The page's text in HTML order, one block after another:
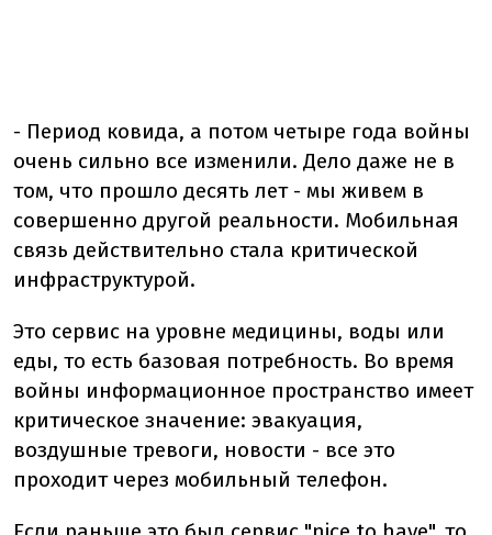
- Период ковида, а потом четыре года войны
очень сильно все изменили. Дело даже не в
том, что прошло десять лет - мы живем в
совершенно другой реальности. Мобильная
связь действительно стала критической
инфраструктурой.
Это сервис на уровне медицины, воды или
еды, то есть базовая потребность. Во время
войны информационное пространство имеет
критическое значение: эвакуация,
воздушные тревоги, новости - все это
проходит через мобильный телефон.